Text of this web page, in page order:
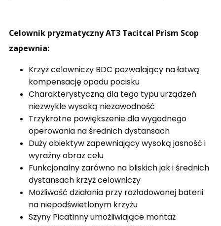
Celownik pryzmatyczny AT3 Tacitcal Prism Scop
zapewnia:
Krzyż celowniczy BDC pozwalający na łatwą
kompensację opadu pocisku
Charakterystyczną dla tego typu urządzeń
niezwykle wysoką niezawodność
Trzykrotne powiększenie dla wygodnego
operowania na średnich dystansach
Duży obiektyw zapewniający wysoką jasność i
wyraźny obraz celu
Funkcjonalny zarówno na bliskich jak i średnich
dystansach krzyż celowniczy
Możliwość działania przy rozładowanej baterii
na niepodświetlonym krzyżu
Szyny Picatinny umożliwiające montaż